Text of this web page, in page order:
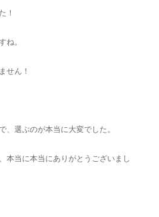
！
ね。
せん！
、選ぶのが本当に大変でした。
本当に本当にありがとうございまし